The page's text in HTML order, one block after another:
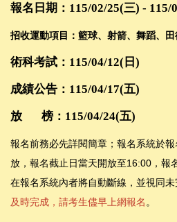
報名日期：115/02/25(三) - 115/
招收運動項目：籃球、射箭、舞蹈、
術科考試：115/04/12(日)
成績公告：115/04/17(五)
放 榜：115/04/24(五)
報名前務必先詳閱簡章；報名系統於
放，報名截止日當天開放至16:00，報
在報名系統內者將自動斷線，並視同未
及時完成，請考生儘早上網報名。